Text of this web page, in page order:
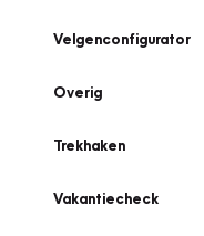
Velgenconfigurator
Overig
Trekhaken
Vakantiecheck